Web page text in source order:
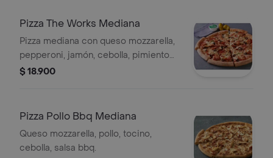
Pizza The Works Mediana
Pizza mediana con queso mozzarella,
pepperoni, jamón, cebolla, pimiento
verde, aceitunas negras, champiñón,
$ 18.900
Pizza Pollo Bbq Mediana
Queso mozzarella, pollo, tocino,
cebolla, salsa bbq.